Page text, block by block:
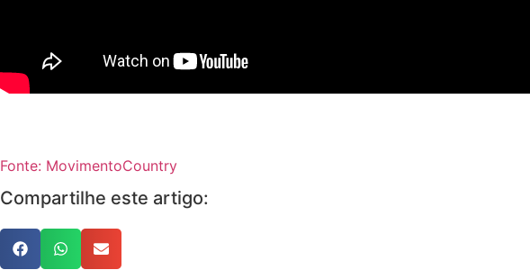
Fonte: MovimentoCountry
Compartilhe este artigo: